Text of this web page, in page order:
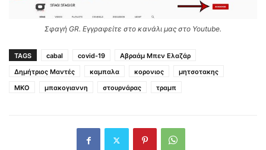
Σφαγή GR. Εγγραφείτε στο κανάλι μας στο Youtube.
TAGS cabal covid-19
Αβραάμ Μπεν Ελαζάρ
Δημήτριος Μαντές
καμπαλα κορονιος
μητσοτακης
ΜΚΟ
μπακογιαννη στουρνάρας τραμπ